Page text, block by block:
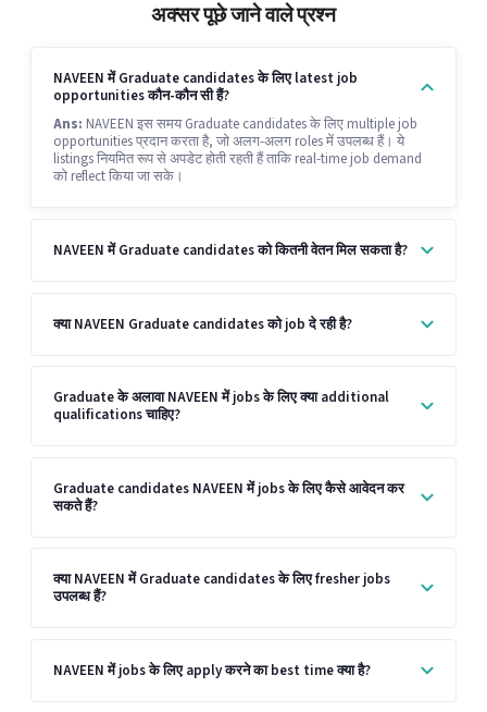
अक्सर पूछे जाने वाले प्रश्न
NAVEEN में Graduate candidates के लिए latest job
opportunities कौन-कौन सी हैं?
Ans: NAVEEN इस समय Graduate candidates के लिए multiple job
opportunities प्रदान करता है, जो अलग-अलग roles में उपलब्ध हैं। ये
listings नियमित रूप से अपडेट होती रहती हैं ताकि real-time job demand
को reflect किया जा सके।
NAVEEN में Graduate candidates को कितनी वेतन मिल सकता है?
क्या NAVEEN Graduate candidates को job दे रही है?
Graduate के अलावा NAVEEN में jobs के लिए क्या additional
qualifications चाहिए?
Graduate candidates NAVEEN में jobs के लिए कैसे आवेदन कर
सकते हैं?
क्या NAVEEN में Graduate candidates के लिए fresher jobs
उपलब्ध हैं?
NAVEEN में jobs के लिए apply करने का best time क्या है?